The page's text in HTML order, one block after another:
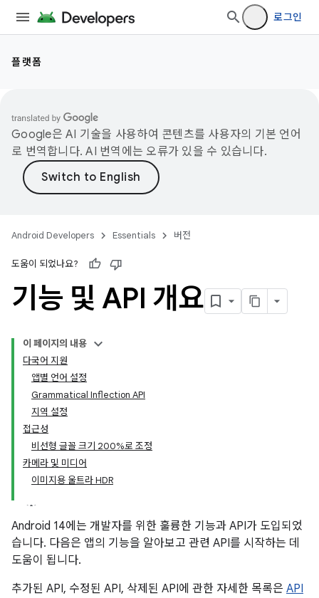
로그인
플랫폼
Google은 AI 기술을 사용하여 콘텐츠를 사용자의 기본 언어
로 번역합니다. AI 번역에는 오류가 있을 수 있습니다.
Android Developers Essentials 버전
도움이 되었나요?
기능 및 API 개요
이 페이지의 내용
다국어 지원
앱별 언어 설정
Grammatical Inflection API
지역 설정
접근성
비선형 글꼴 크기 200%로 조정
카메라 및 미디어
이미지용 울트라 HDR
Android 14에는 개발자를 위한 훌륭한 기능과 API가 도입되었
습니다. 다음은 앱의 기능을 알아보고 관련 API를 시작하는 데
도움이 됩니다.
추가된 API, 수정된 API, 삭제된 API에 관한 자세한 목록은 API